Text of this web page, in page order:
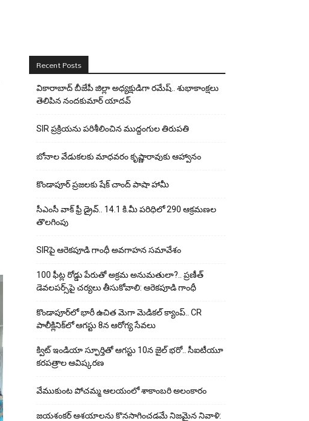
Recent Posts
వికారాబాద్ బీజేపీ జిల్లా అధ్యక్షుడిగా రమేష్‌.. శుభాకాంక్షలు
తెలిపిన నందకుమార్ యాదవ్
SIR ప్రక్రియను పరిశీలించిన ముద్దంగుల తిరుపతి
బోనాల వేడుకలకు మాధవరం కృష్ణారావుకు ఆహ్వానం
కొండాపూర్ ప్రజలకు షేక్ చాంద్ పాషా హామీ
సీఎంసీ వాక్ ఫ్రీ డ్రైవ్.. 14.1 కి.మీ పరిధిలో 290 ఆక్రమణల
తొలగింపు
SIRపై ఆరెకపూడి గాంధీ అవగాహన సమావేశం
100 ఫీట్ల రోడ్డు పేరుతో అక్రమ అనుమతులా?.. ప్రణీత్
డెవలపర్స్‌పై చర్యలు తీసుకోవాలి: ఆరెకపూడి గాంధీ
కొండాపూర్‌లో భారీ ఉచిత మెగా మెడికల్ క్యాంప్.. CR
పాలీక్లినిక్‌లో ఆగస్టు 8న ఆరోగ్య సేవలు
క్విట్ ఇండియా స్ఫూర్తితో ఆగస్టు 10న జైల్ భరో.. సీఐటీయూ
కరపత్రాల ఆవిష్కరణ
వేముకుంట పోచమ్మ ఆలయంలో శాకాంబరి అలంకారం
జయశంకర్ ఆశయాలను కొనసాగించడమే నిజమైన నివాళి: